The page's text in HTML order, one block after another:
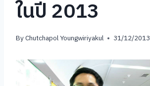
ในปี 2013
ByChutchapol Youngwiriyakul 31/12/2013